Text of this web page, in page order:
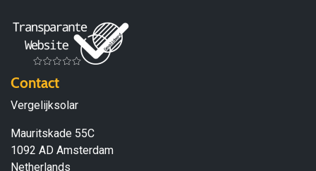
Contact
Vergelijksolar
Mauritskade 55C
1092 AD Amsterdam
Netherlands